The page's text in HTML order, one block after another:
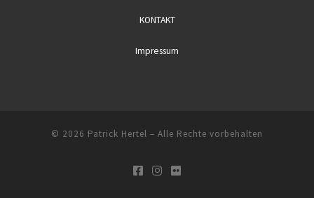
KONTAKT
Impressum
© 2026 Patrick Hertel – Alle Rechte vorbehalten